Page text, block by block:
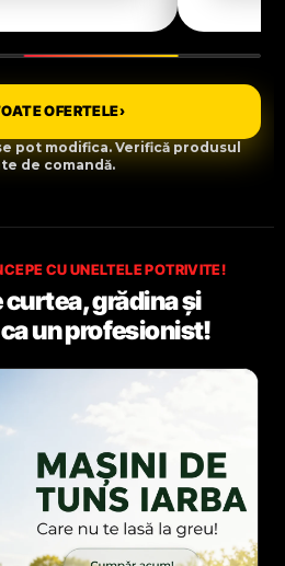
OFERTELE›
pot modifica. Verifică produsul
de comandă.
CU UNELTELE POTRIVITE!
grădina și
un profesionist!